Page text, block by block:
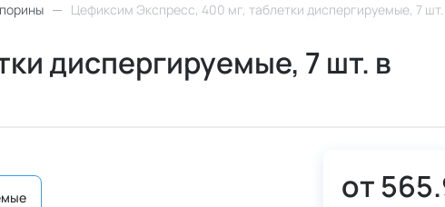
Цефиксим Экспресс, 400 мг, таблетки диспергируемые, 7 шт.
диспергируемые, 7 шт. в
от